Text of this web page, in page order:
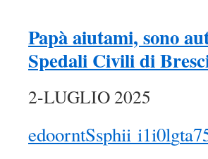
Papà aiutami, sono
Spedali Civili di
2-LUGLIO 2025
edoorntSsphii i1i0lgta7